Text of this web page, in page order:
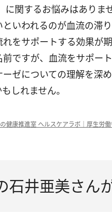
に関するお悩みはあり
いわれるのが血流の滞
れをサポートする効果が
前ですが、血流をサポー
ーゼについての理解を深
しれません。
健康推進室 ヘルスケアラボ｜厚生労
石井亜美さん